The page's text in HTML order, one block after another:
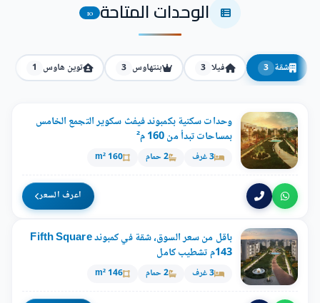
الوحدات المتاحة 10
شقة 3 فيلا 3 بنتهاوس 3 توين هاوس 1
وحدات سكنية بكمبوند فيفث سكوير التجمع الخامس
بمساحات تبدأ من 160 م²
3 غرف 2 حمام 160 m²
اعرف السعر
باقل من سعر السوق، شقة في كمبوند Fifth Square
143م تشطيب كامل
3 غرف 2 حمام 146 m²